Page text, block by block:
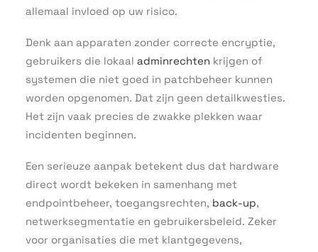
allemaal invloed op uw risico.
Denk aan apparaten zonder correcte encryptie,
gebruikers die lokaal adminrechten krijgen of
systemen die niet goed in patchbeheer kunnen
worden opgenomen. Dat zijn geen detailkwesties.
Het zijn vaak precies de zwakke plekken waar
incidenten beginnen.
Een serieuze aanpak betekent dus dat hardware
direct wordt bekeken in samenhang met
endpointbeheer, toegangsrechten, back-up,
netwerksegmentatie en gebruikersbeleid. Zeker
voor organisaties die met klantgegevens,